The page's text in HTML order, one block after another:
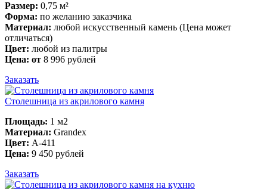
Размер: 0,75 м²
Форма: по желанию заказчика
Материал: любой искусственный камень (Цена может
отличаться)
Цвет: любой из палитры
Цена: от 8 996 рублей
Заказать
Столешница из акрилового камня
Площадь: 1 м2
Материал: Grandex
Цвет: A-411
Цена: 9 450 рублей
Заказать